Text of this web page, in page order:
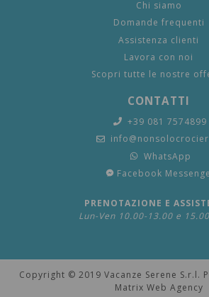
Chi siamo
Domande frequenti
Assistenza clienti
Lavora con noi
Scopri tutte le nostre
CONTATTI
+39 081 7574899
WhatsApp
Facebook
PRENOTAZIONE E
Lun-Ven 10.00-13.00 e
Copyright © 2019 Vacanze Serene S.r.l.
Matrix Web Agency